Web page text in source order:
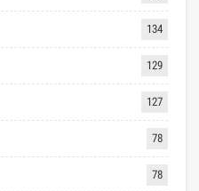
134
129
127
78
78